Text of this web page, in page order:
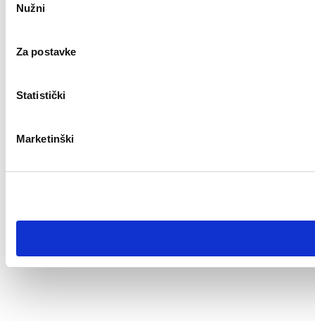
pristanka
Nužni
Za postavke
Statistički
Marketinški